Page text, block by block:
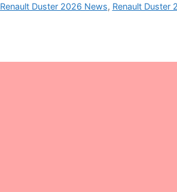
Renault Duster 2026 News, Renault Duster